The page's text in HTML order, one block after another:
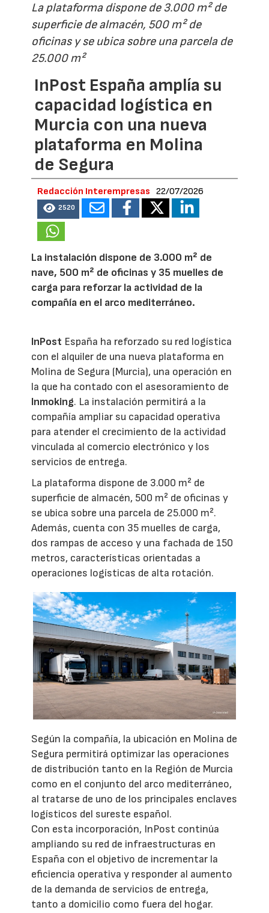
La plataforma dispone de 3.000 m² de
superficie de almacén, 500 m² de
oficinas y se ubica sobre una parcela de
25.000 m²
InPost España amplía su
capacidad logística en
Murcia con una nueva
plataforma en Molina
de Segura
Redacción Interempresas 22/07/2026
2520
La instalación dispone de 3.000 m² de
nave, 500 m² de oficinas y 35 muelles de
carga para reforzar la actividad de la
compañía en el arco mediterráneo.
InPost España ha reforzado su red logística
con el alquiler de una nueva plataforma en
Molina de Segura (Murcia), una operación en
la que ha contado con el asesoramiento de
Inmoking. La instalación permitirá a la
compañía ampliar su capacidad operativa
para atender el crecimiento de la actividad
vinculada al comercio electrónico y los
servicios de entrega.
La plataforma dispone de 3.000 m² de
superficie de almacén, 500 m² de oficinas y
se ubica sobre una parcela de 25.000 m².
Además, cuenta con 35 muelles de carga,
dos rampas de acceso y una fachada de 150
metros, características orientadas a
operaciones logísticas de alta rotación.
Según la compañía, la ubicación en Molina de
Segura permitirá optimizar las operaciones
de distribución tanto en la Región de Murcia
como en el conjunto del arco mediterráneo,
al tratarse de uno de los principales enclaves
logísticos del sureste español.
Con esta incorporación, InPost continúa
ampliando su red de infraestructuras en
España con el objetivo de incrementar la
eficiencia operativa y responder al aumento
de la demanda de servicios de entrega,
tanto a domicilio como fuera del hogar.